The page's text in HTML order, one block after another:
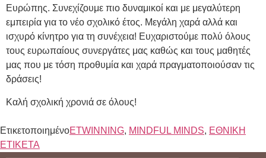
Ευρώπης. Συνεχίζουμε πιο δυναμικοί και με μεγαλύτερη
εμπειρία για το νέο σχολικό έτος. Μεγάλη χαρά αλλά και
ισχυρό κίνητρο για τη συνέχεια! Ευχαριστούμε πολύ όλους
τους ευρωπαίους συνεργάτες μας καθώς και τους μαθητές
μας που με τόση προθυμία και χαρά πραγματοποιούσαν τις
δράσεις!
Καλή σχολική χρονιά σε όλους!
ΕτικετοποιημένοETWINNING, MINDFUL MINDS, ΕΘΝΙΚΗ
ΕΤΙΚΕΤΑ